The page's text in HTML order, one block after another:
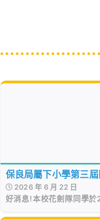
保良局屬下小學第三屆
賽(花劍)
2026 年 6 月 22 日
好消息!本校花劍隊同學